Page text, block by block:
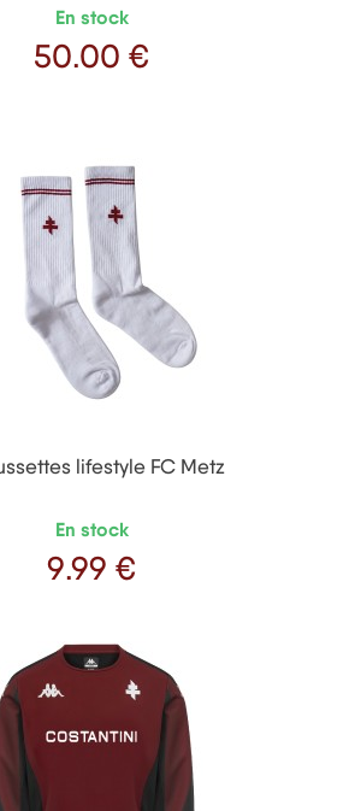
En stock
Prix
50.00 €
lifestyle FC Metz
En stock
Prix
9.99 €